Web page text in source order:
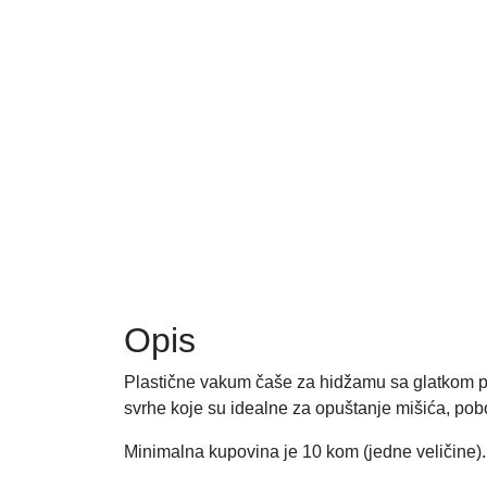
Opis
Plastične vakum čaše za hidžamu sa
svrhe koje su idealne za opuštanje mišića,
Minimalna kupovina je 10 kom (jedne veličine).